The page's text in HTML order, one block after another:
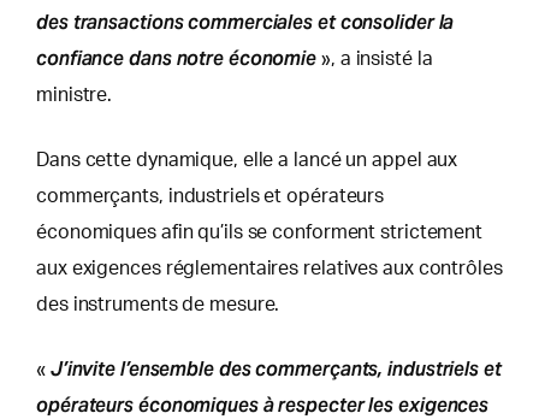
des transactions commerciales et consolider la
confiance dans notre économie », a insisté la
ministre.
Dans cette dynamique, elle a lancé un appel aux
commerçants, industriels et opérateurs
économiques afin qu’ils se conforment strictement
aux exigences réglementaires relatives aux contrôles
des instruments de mesure.
« J’invite l’ensemble des commerçants, industriels et
opérateurs économiques à respecter les exigences